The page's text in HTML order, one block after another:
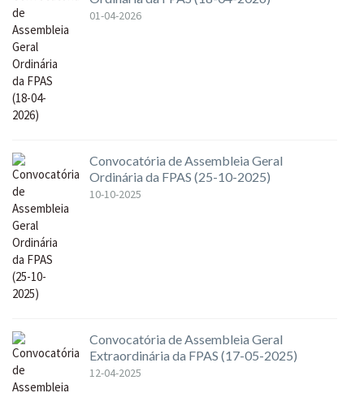
01-04-2026
Convocatória de Assembleia Geral
Ordinária da FPAS (25-10-2025)
10-10-2025
Convocatória de Assembleia Geral
Extraordinária da FPAS (17-05-2025)
12-04-2025